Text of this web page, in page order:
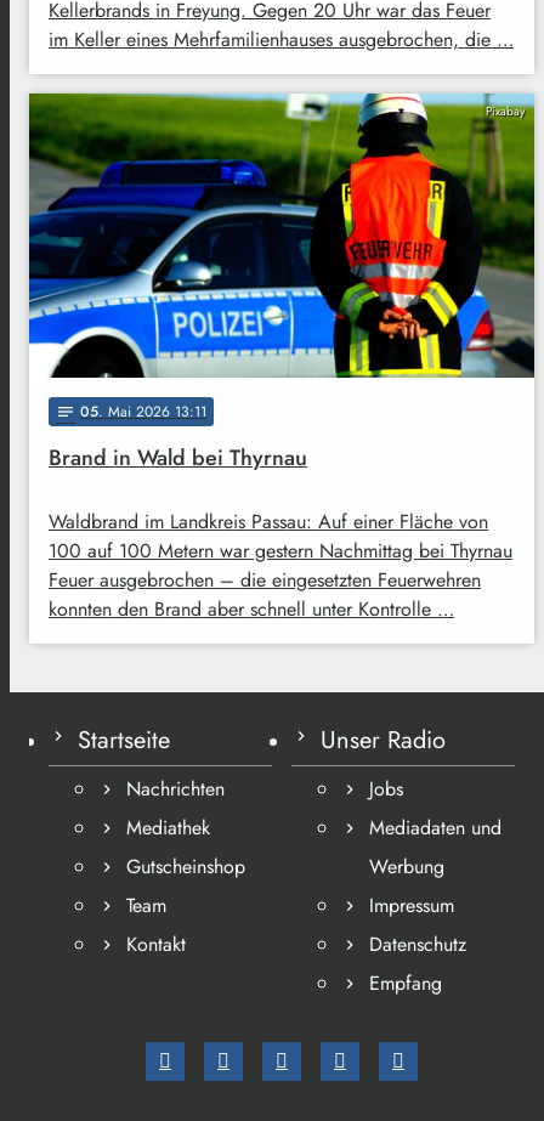
Kellerbrands in Freyung. Gegen 20 Uhr war das Feuer
im Keller eines Mehrfamilienhauses ausgebrochen, die …
Pixabay
notes 05. Mai 2026 13:11
Brand in Wald bei Thyrnau
Waldbrand im Landkreis Passau: Auf einer Fläche von
100 auf 100 Metern war gestern Nachmittag bei Thyrnau
Feuer ausgebrochen – die eingesetzten Feuerwehren
konnten den Brand aber schnell unter Kontrolle …
Startseite
Nachrichten
Mediathek
Gutscheinshop
Team
Kontakt
Unser Radio
Jobs
Mediadaten und
Werbung
Impressum
Datenschutz
Empfang